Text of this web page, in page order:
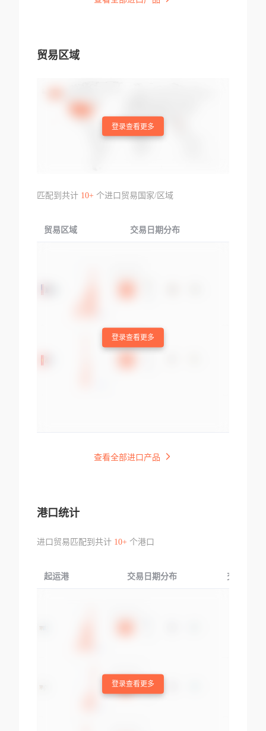
贸易区域
登录查看更多
匹配到共计 10+个进口贸易国家/区域
贸易区域 交易日期分布
登录查看更多
查看全部进口产品
港口统计
进口贸易匹配到共计 10+个港口
起运港 交易日期分布 交易产品
登录查看更多